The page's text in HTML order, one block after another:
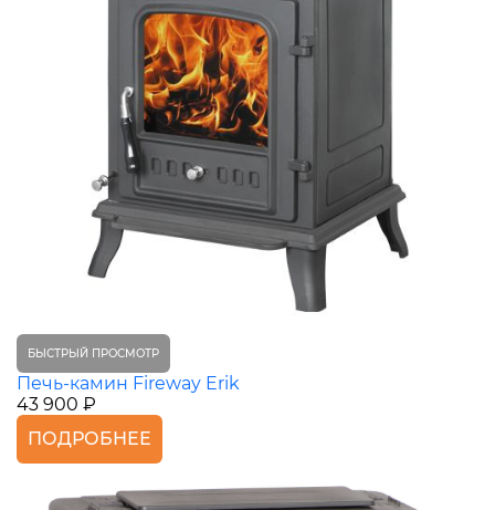
БЫСТРЫЙ ПРОСМОТР
Печь-камин Fireway Erik
43 900 ₽
ПОДРОБНЕЕ